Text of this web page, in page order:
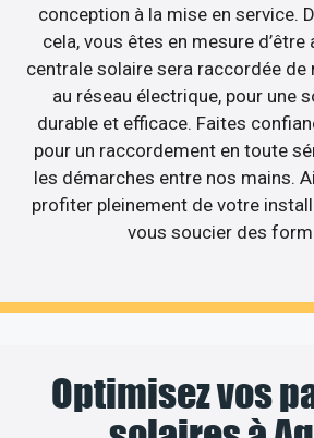
conception à la mise en service.
cela, vous êtes en mesure
centrale solaire sera raccordée de
au réseau électrique, pour une
durable et efficace. Faites
pour un raccordement en toute
les démarches entre nos mains.
profiter pleinement de votre
vous soucier des
Optimisez vos